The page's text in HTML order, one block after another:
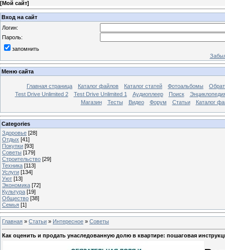
[Мой сайт]
Вход на сайт
Логин:
Пароль:
запомнить
Меню сайта
Главная страница Каталог файлов Каталог статей Фотоальбомы
Test Drive Unlimited 2
Test Drive Unlimited 1 Аудиоплеер Поиск
Магазин
Тесты Видео Форум Статьи Каталог
Categories
Здоровье [28]
Отдых [41]
Покупки [93]
Советы [179]
Строительство [29]
Техника [113]
Услуги [134]
Уют [13]
Экономика [72]
Культура [19]
Общество [38]
Семья [1]
Главная » Статьи » Интересное » Советы
Как оценить и продать унаследованную долю в квартире: пошаговая